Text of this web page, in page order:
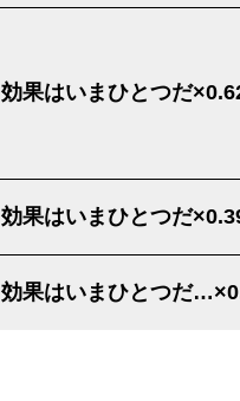
効果はいまひとつだ
効果はいまひとつだ
効果はいまひとつだ